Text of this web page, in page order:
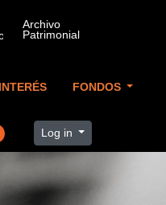
FONDOS
Log in